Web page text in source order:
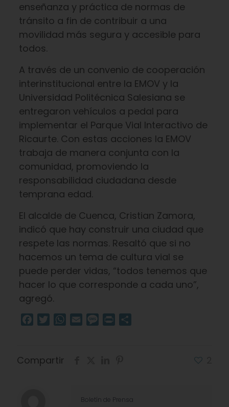
enseñanza y práctica de normas de
tránsito a fin de contribuir a una
movilidad más segura y accesible para
todos.
A través de un convenio de cooperación
interinstitucional entre la EMOV y la
Universidad Politécnica Salesiana se
entregaron vehículos a pedal para
implementar el Parque Vial Interactivo de
Ricaurte. Con estas acciones la EMOV
trabaja de manera conjunta con la
comunidad, promoviendo la
responsabilidad ciudadana desde
temprana edad.
El alcalde de Cuenca, Cristian Zamora,
indicó que hay construir una ciudad que
respete las normas. Resaltó que si no
hacemos un tema de cultura vial se
puede perder vidas, “todos tenemos que
hacer lo que corresponde a cada uno”,
agregó.
Facebook
TwitterWhatsApp
Email Message
Print
Compartir
Boletín de Prensa